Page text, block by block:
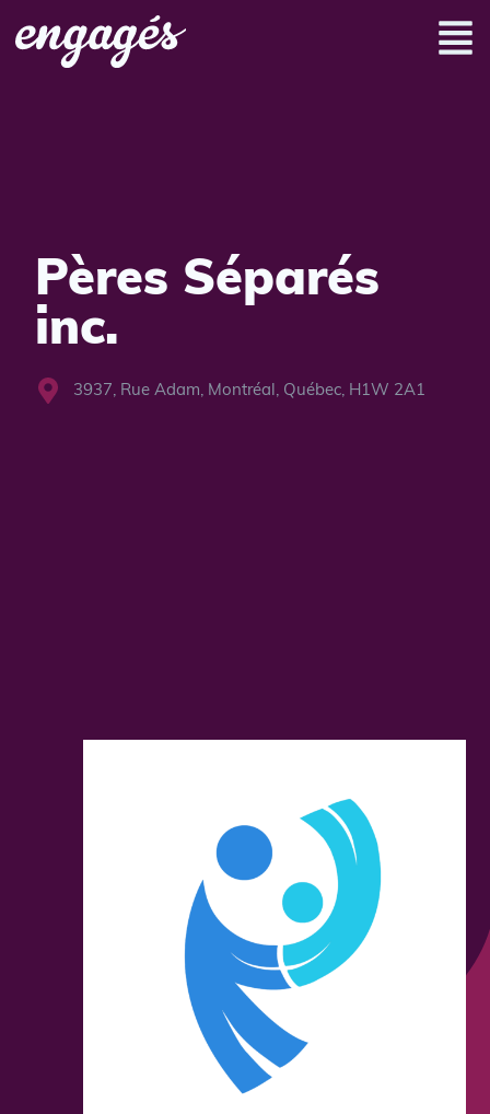
Pères Séparés
inc.
3937, Rue Adam, Montréal, Québec, H1W 2A1